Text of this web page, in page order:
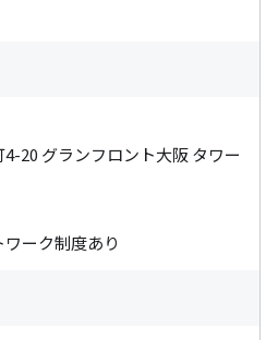
20 グランフロント大阪 タワー
ーク制度あり